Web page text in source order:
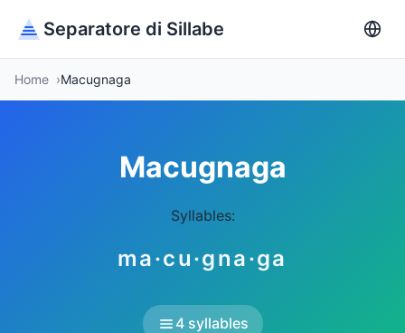
Separatore di Sillabe
Home Macugnaga
Macugnaga
Syllables:
ma·cu·gna·ga
4 syllables